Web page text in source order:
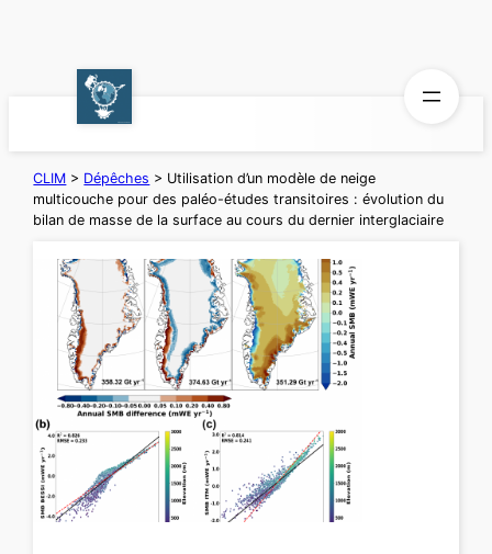
CLIM > Dépêches > Utilisation d’un modèle de neige
multicouche pour des paléo-études transitoires : évolution du
bilan de masse de la surface au cours du dernier interglaciaire